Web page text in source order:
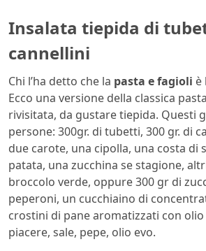
Insalata tiepida di
cannellini
Chi l’ha detto che la pasta e fagioli è
Ecco una versione della classica
rivisitata, da gustare tiepida. Questi
persone: 300gr. di tubetti, 300 gr. di
due carote, una cipolla, una costa di
patata, una zucchina se stagione,
broccolo verde, oppure 300 gr di
peperoni, un cucchiaino di
crostini di pane aromatizzati con
piacere, sale, pepe, olio evo.